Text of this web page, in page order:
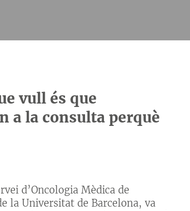
vull és que
a la consulta perquè
d’Oncologia Mèdica de
la Universitat de Barcelona, va